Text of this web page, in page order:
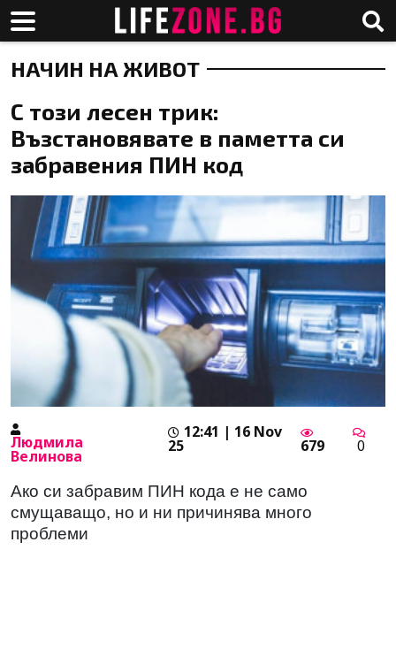
НАЧИН НА ЖИВОТ
С този лесен трик:
Възстановявате в паметта си
забравения ПИН код
Людмила
Велинова
12:41 | 16 Nov
25 679 0
Ако си забравим ПИН кода е не само
смущаващо, но и ни причинява много
проблеми